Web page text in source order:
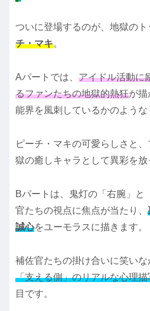
ついに登場するのが、地獄のト
チ・マキ。
Aパートでは、 アイドル活動に
るファンたちの地獄的熱狂が
能界を風刺しているかのような
ピーチ・マキの可愛らしさと
獄の癒しキャラとして異彩を放
Bパートは、鬼灯の「右腕」と
官たちの視点に焦点が当たり、
誠心をユーモラスに描きます。
補佐官たちの掛け合いに笑いな
「支える側」のリアルな心理描
目です。